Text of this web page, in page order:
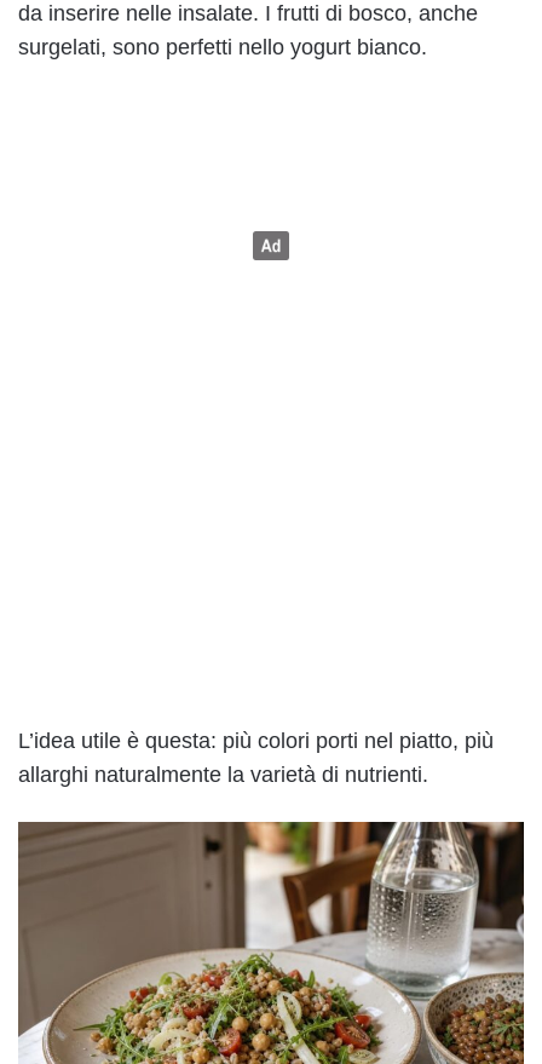
da inserire nelle insalate. I frutti di bosco, anche
surgelati, sono perfetti nello yogurt bianco.
L’idea utile è questa: più colori porti nel piatto, più
allarghi naturalmente la varietà di nutrienti.